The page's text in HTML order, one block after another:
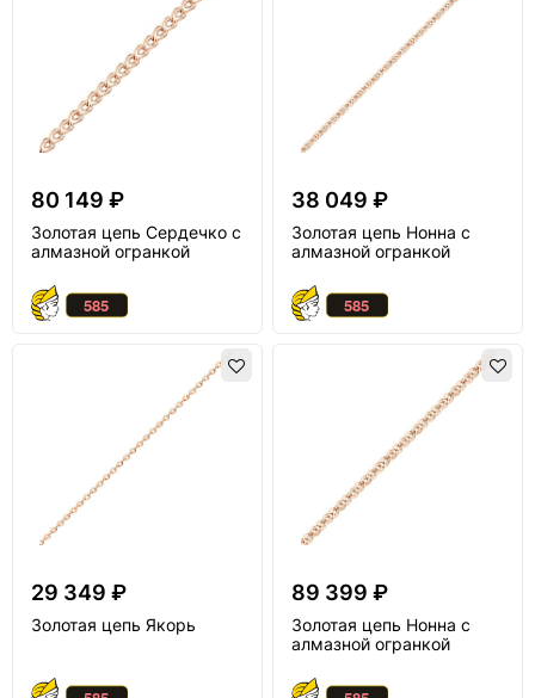
80 149 ₽
Золотая цепь Сердечко с
алмазной огранкой
38 049 ₽
Золотая цепь Нонна с
алмазной огранкой
29 349 ₽
Золотая цепь Якорь
89 399 ₽
Золотая цепь Нонна с
алмазной огранкой